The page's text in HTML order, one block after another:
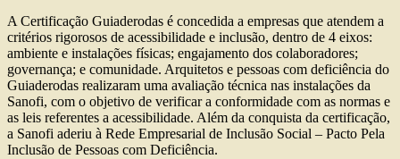
A Certificação Guiaderodas é concedida a empresas que atendem a
critérios rigorosos de acessibilidade e inclusão, dentro de 4 eixos:
ambiente e instalações físicas; engajamento dos colaboradores;
governança; e comunidade. Arquitetos e pessoas com deficiência do
Guiaderodas realizaram uma avaliação técnica nas instalações da
Sanofi, com o objetivo de verificar a conformidade com as normas e
as leis referentes a acessibilidade. Além da conquista da certificação,
a Sanofi aderiu à Rede Empresarial de Inclusão Social – Pacto Pela
Inclusão de Pessoas com Deficiência.